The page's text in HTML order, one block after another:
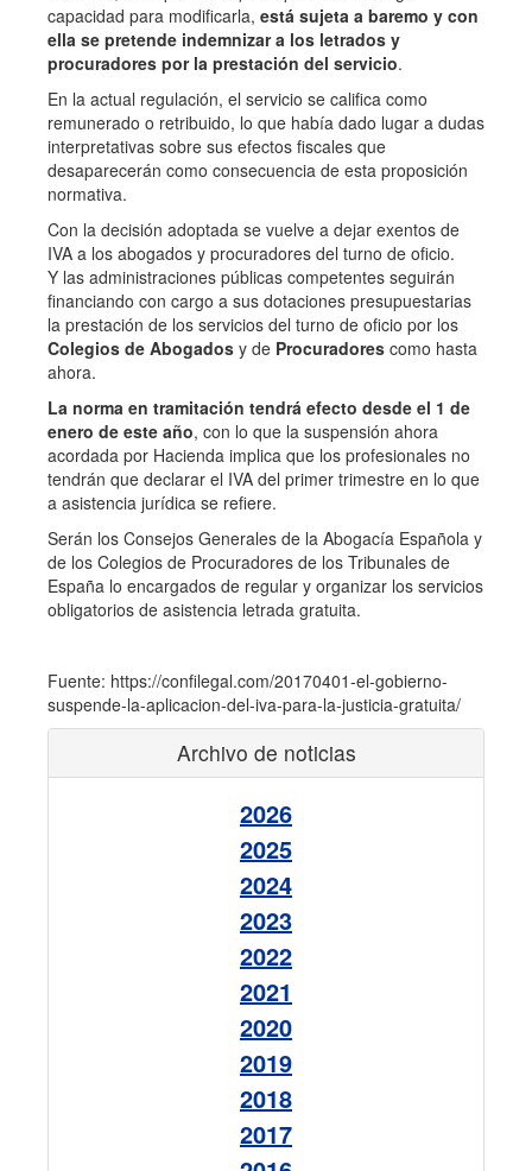
capacidad para modificarla, está sujeta a baremo y con
ella se pretende indemnizar a los letrados y
procuradores por la prestación del servicio.
En la actual regulación, el servicio se califica como
remunerado o retribuido, lo que había dado lugar a dudas
interpretativas sobre sus efectos fiscales que
desaparecerán como consecuencia de esta proposición
normativa.
Con la decisión adoptada se vuelve a dejar exentos de
IVA a los abogados y procuradores del turno de oficio.
Y las administraciones públicas competentes seguirán
financiando con cargo a sus dotaciones presupuestarias
la prestación de los servicios del turno de oficio por los
Colegios de Abogados y de Procuradores como hasta
ahora.
La norma en tramitación tendrá efecto desde el 1 de
enero de este año, con lo que la suspensión ahora
acordada por Hacienda implica que los profesionales no
tendrán que declarar el IVA del primer trimestre en lo que
a asistencia jurídica se refiere.
Serán los Consejos Generales de la Abogacía Española y
de los Colegios de Procuradores de los Tribunales de
España lo encargados de regular y organizar los servicios
obligatorios de asistencia letrada gratuita.
Fuente: https://confilegal.com/20170401-el-gobierno-
suspende-la-aplicacion-del-iva-para-la-justicia-gratuita/
Archivo de noticias
2026
2025
2024
2023
2022
2021
2020
2019
2018
2017